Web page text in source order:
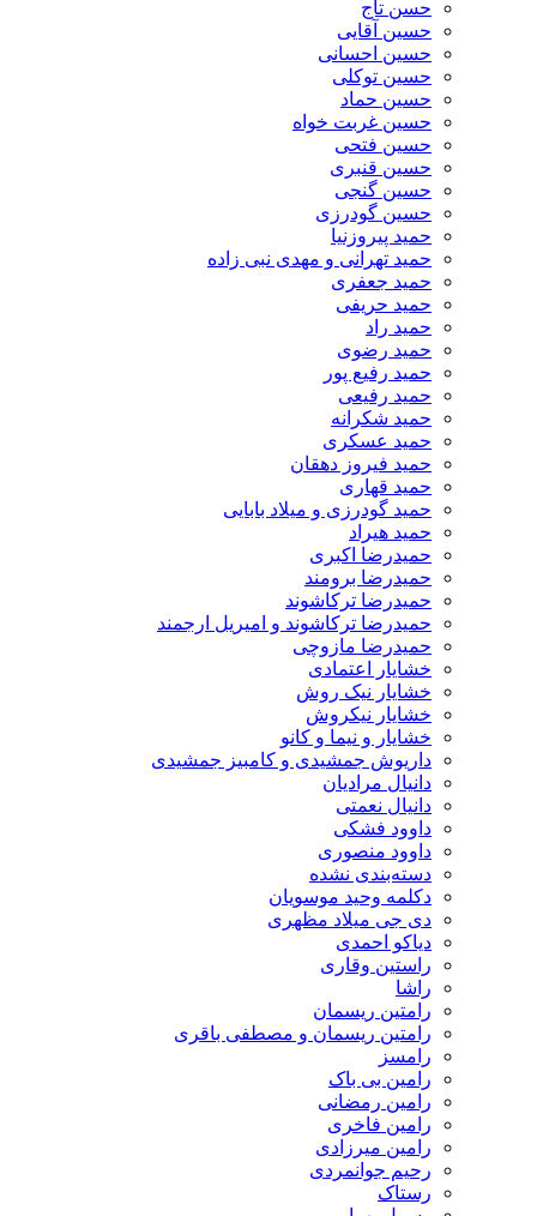
حسن تاج
حسین آقایی
حسین احسانی
حسین توکلی
حسین حماد
حسین غربت خواه
حسین فتحی
حسین قنبری
حسین گنجی
حسین گودرزی
حمید پیروزنیا
حمید تهرانی و مهدی نبی زاده
حمید جعفری
حمید حریفی
حمید راد
حمید رضوی
حمید رفیع پور
حمید رفیعی
حمید شکرانه
حمید عسکری
حمید فیروز دهقان
حمید قهاری
حمید گودرزی و میلاد بابایی
حمید هیراد
حمیدرضا اکبری
حمیدرضا برومند
حمیدرضا ترکاشوند
حمیدرضا ترکاشوند و امیریل ارجمند
حمیدرضا مازوچی
خشایار اعتمادی
خشایار نیک روش
خشایار نیکروش
خشایار و نیما و کانو
داریوش جمشیدی و کامبیز جمشیدی
دانیال مرادیان
دانیال نعمتی
داوود فشکی
داوود منصوری
دسته‌بندی نشده
دکلمه وحید موسویان
دی جی میلاد مظهری
دیاکو احمدی
راستین وقاری
راشا
رامتین ریسمان
رامتین ریسمان و مصطفی باقری
رامسز
رامین بی باک
رامین رمضانی
رامین فاخری
رامین میرزادی
رحیم جوانمردی
رستاک